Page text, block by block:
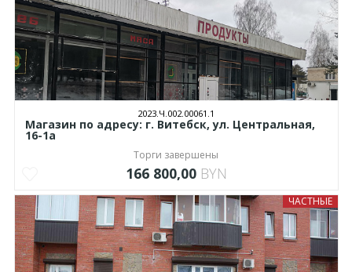
2023.Ч.002.00061.1
Магазин по адресу: г. Витебск, ул. Центральная,
16-1а
Торги завершены
166 800,00 BYN
ЧАСТНЫЕ